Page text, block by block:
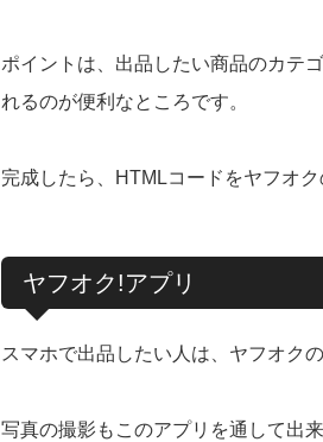
ポイントは、出品したい商品のカテ
れるのが便利なところです。
完成したら、HTMLコードをヤフオ
ヤフオク!アプリ
スマホで出品したい人は、ヤフオク
写真の撮影もこのアプリを通して出